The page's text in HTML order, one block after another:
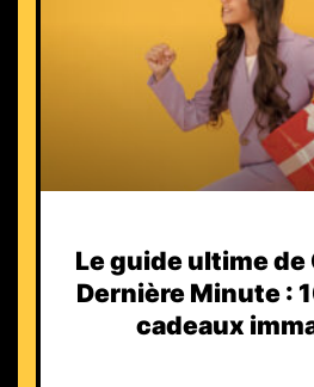
Le guide ultime de
Dernière Minute :
cadeaux